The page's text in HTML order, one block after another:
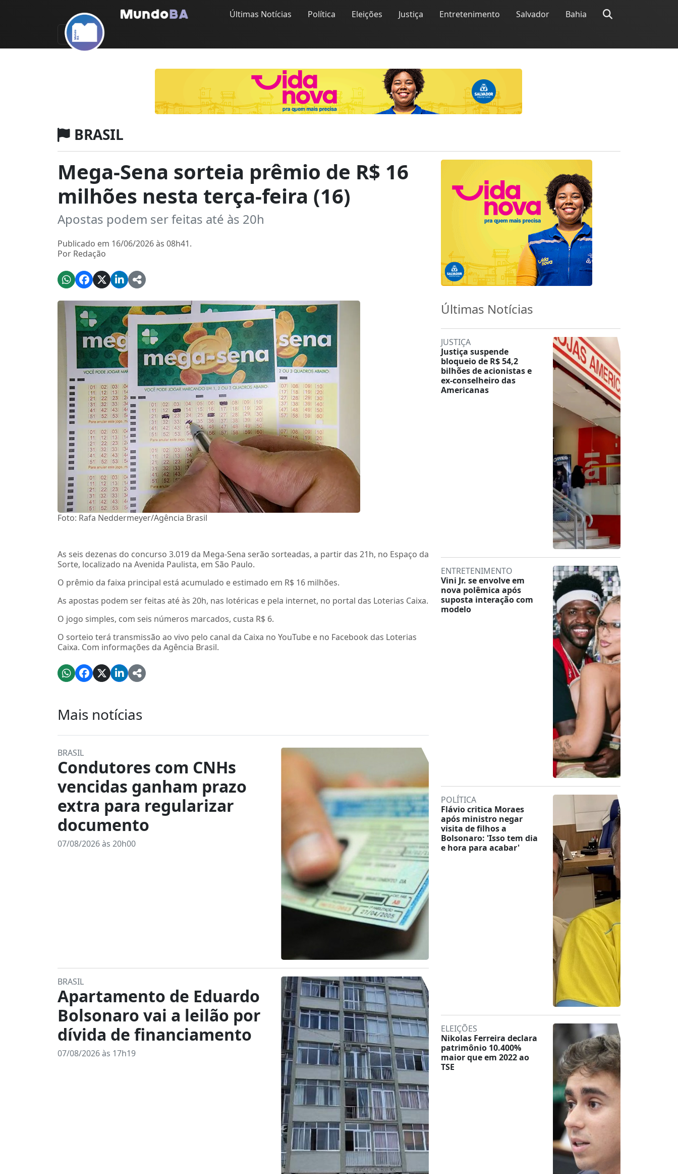
Últimas Notícias Política Eleições Justiça Entretenimento Salvador Bahia
BRASIL
Mega-Sena sorteia prêmio de R$ 16
milhões nesta terça-feira (16)
Apostas podem ser feitas até às 20h
Publicado em 16/06/2026 às 08h41.
Por Redação
Foto: Rafa Neddermeyer/Agência Brasil
As seis dezenas do concurso 3.019 da Mega-Sena serão sorteadas, a partir das 21h, no Espaço da
Sorte, localizado na Avenida Paulista, em São Paulo.
O prêmio da faixa principal está acumulado e estimado em R$ 16 milhões.
As apostas podem ser feitas até às 20h, nas lotéricas e pela internet, no portal das Loterias Caixa.
O jogo simples, com seis números marcados, custa R$ 6.
O sorteio terá transmissão ao vivo pelo canal da Caixa no YouTube e no Facebook das Loterias
Caixa. Com informações da Agência Brasil.
Mais notícias
BRASIL
Condutores com CNHs
vencidas ganham prazo
extra para regularizar
documento
07/08/2026 às 20h00
BRASIL
Apartamento de Eduardo
Bolsonaro vai a leilão por
dívida de financiamento
07/08/2026 às 17h19
Últimas Notícias
JUSTIÇA
Justiça suspende
bloqueio de R$ 54,2
bilhões de acionistas e
ex-conselheiro das
Americanas
ENTRETENIMENTO
Vini Jr. se envolve em
nova polêmica após
suposta interação com
modelo
POLÍTICA
Flávio critica Moraes
após ministro negar
visita de filhos a
Bolsonaro: 'Isso tem dia
e hora para acabar'
ELEIÇÕES
Nikolas Ferreira declara
patrimônio 10.400%
maior que em 2022 ao
TSE